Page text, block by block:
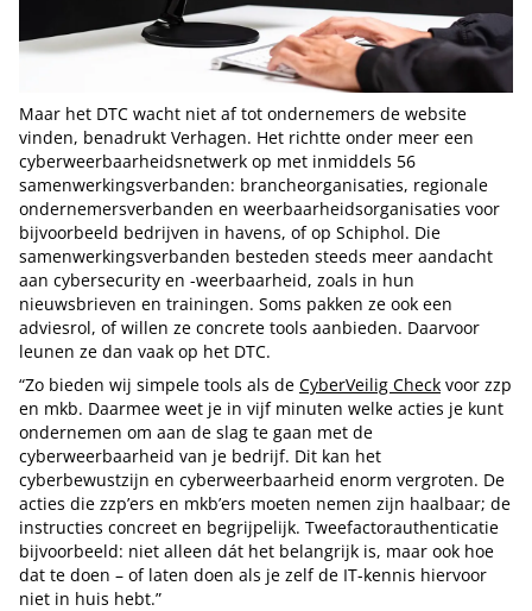
Maar het DTC wacht niet af tot ondernemers de website
vinden, benadrukt Verhagen. Het richtte onder meer een
cyberweerbaarheidsnetwerk op met inmiddels 56
samenwerkingsverbanden: brancheorganisaties, regionale
ondernemersverbanden en weerbaarheidsorganisaties voor
bijvoorbeeld bedrijven in havens, of op Schiphol. Die
samenwerkingsverbanden besteden steeds meer aandacht
aan cybersecurity en -weerbaarheid, zoals in hun
nieuwsbrieven en trainingen. Soms pakken ze ook een
adviesrol, of willen ze concrete tools aanbieden. Daarvoor
leunen ze dan vaak op het DTC.
“Zo bieden wij simpele tools als de CyberVeilig Check voor zzp
en mkb. Daarmee weet je in vijf minuten welke acties je kunt
ondernemen om aan de slag te gaan met de
cyberweerbaarheid van je bedrijf. Dit kan het
cyberbewustzijn en cyberweerbaarheid enorm vergroten. De
acties die zzp’ers en mkb’ers moeten nemen zijn haalbaar; de
instructies concreet en begrijpelijk. Tweefactorauthenticatie
bijvoorbeeld: niet alleen dát het belangrijk is, maar ook hoe
dat te doen – of laten doen als je zelf de IT-kennis hiervoor
niet in huis hebt.”